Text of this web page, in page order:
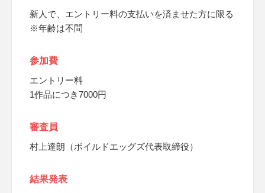
新人で、エントリー料の支払いを済ませた方に限る
※年齢は不問
参加費
エントリー料
1作品につき7000円
審査員
村上達朗（ボイルドエッグズ代表取締役）
結果発表